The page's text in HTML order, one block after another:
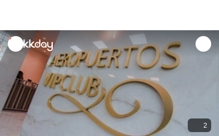
unread
notifications
2